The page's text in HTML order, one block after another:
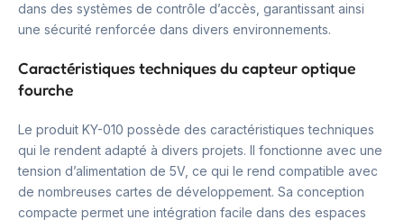
dans des systèmes de contrôle d’accès, garantissant ainsi
une sécurité renforcée dans divers environnements.
Caractéristiques techniques du capteur optique
fourche
Le produit KY-010 possède des caractéristiques techniques
qui le rendent adapté à divers projets. Il fonctionne avec une
tension d’alimentation de 5V, ce qui le rend compatible avec
de nombreuses cartes de développement. Sa conception
compacte permet une intégration facile dans des espaces